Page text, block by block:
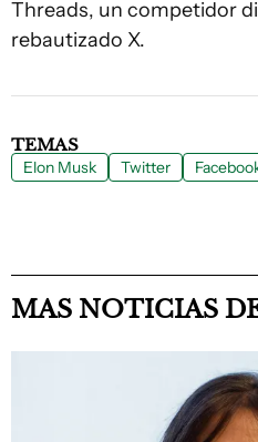
Threads, un competidor
rebautizado X.
TEMAS
Elon Musk Twitter
MAS NOTICIAS